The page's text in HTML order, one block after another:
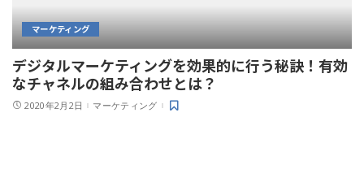
マーケティング
デジタルマーケティングを効果的に行う秘訣！有効
なチャネルの組み合わせとは？
2020年2月2日 マーケティング